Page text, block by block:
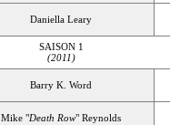
Daniella Leary
SAISON 1
(2011)
Barry K. Word
Mike "Death Row" Reynolds